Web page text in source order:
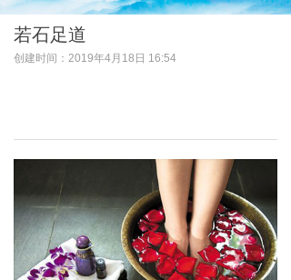
服务项目
招商加盟
若石足道
创建时间： 2019年4月18日 16:54